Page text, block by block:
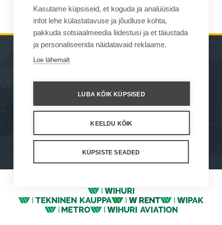
MASINAD
TÖÖSEADMED
HOOLDUS JA TUGI
KONTAKT
Privacy Statement Privacy Policy
Cookie Settings
Kasutame küpsiseid, et koguda ja analüüsida
infot lehe külastatavuse ja jõudluse kohta,
pakkuda sotsiaalmeedia liidestusi ja et täiustada
ja personaliseerida näidatavaid reklaame.
Loe lähemalt
LUBA KÕIK KÜPSISED
KEELDU KÕIK
KÜPSISTE SEADED